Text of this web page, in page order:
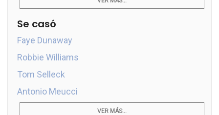
Se casó
Faye Dunaway
Robbie Williams
Tom Selleck
Antonio Meucci
VER MÁS...